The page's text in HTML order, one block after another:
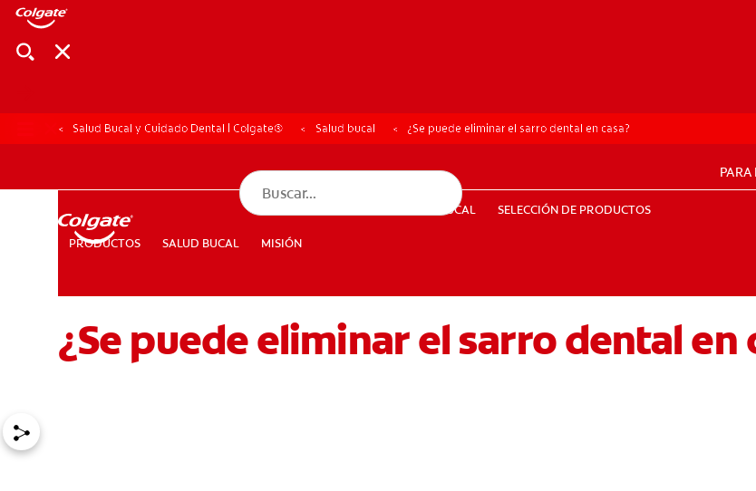
PRODUCTOS
CHEQUEO DE SALUD BUCAL
PARA PROFESIONALES CUPONES DÓNDE COMPRAR PE (ES) SUSCRÍBETE
PARA
PRODUCTOS SALUD BUCAL MISIÓN
CHEQUEO DE SALUD BUCAL SELECCIÓN DE PRODUCTOS
Salud Bucal y Cuidado Dental | Colgate® Salud bucal ¿Se puede eliminar el sarro dental en casa?
¿Se puede eliminar el sarro dental en